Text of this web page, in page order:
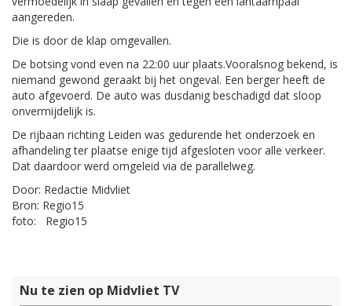
aangereden.
Die is door de klap omgevallen.
De botsing vond even na 22:00 uur plaats.Vooralsnog bekend, is
niemand gewond geraakt bij het ongeval. Een berger heeft de
auto afgevoerd. De auto was dusdanig beschadigd dat sloop
onvermijdelijk is.
De rijbaan richting Leiden was gedurende het onderzoek en
afhandeling ter plaatse enige tijd afgesloten voor alle verkeer.
Dat daardoor werd omgeleid via de parallelweg.
Door: Redactie Midvliet
Bron: Regio15
foto: Regio15
Nu te zien op Midvliet TV